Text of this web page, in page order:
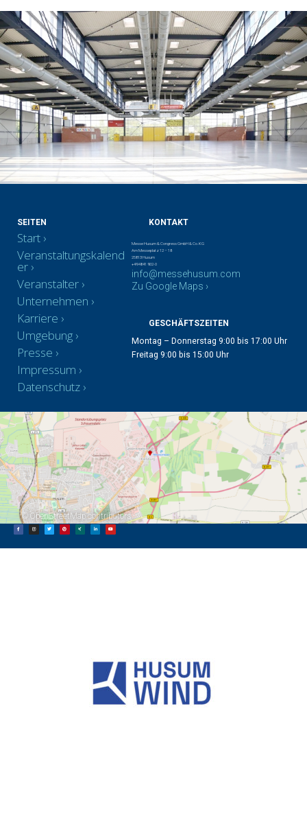
SEITEN
Start
Veranstaltungskalend
er
Veranstalter
Unternehmen
Karriere
Umgebung
Presse
Impressum
Datenschutz
KONTAKT
Messe Husum & Congress GmbH & Co. KG
Am Messeplatz 12 – 18
25813 Husum
+49 4841 902-0
info@messehusum.com
Zu Google Maps ›
GESCHÄFTSZEITEN
Montag – Donnerstag 9:00 bis 17:00 Uhr
Freitag 9:00 bis 15:00 Uhr
© OpenStreetMapcontributors